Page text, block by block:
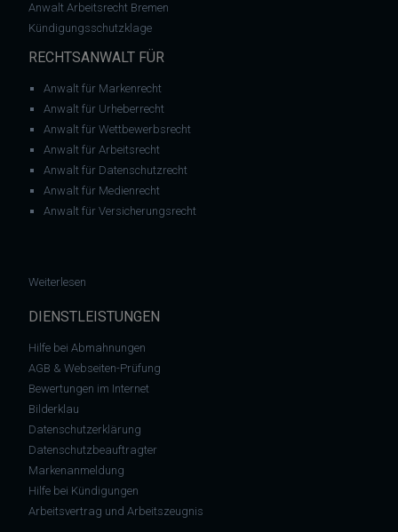
Anwalt Arbeitsrecht Bremen
Kündigungsschutzklage
RECHTSANWALT FÜR
Anwalt für Markenrecht
Anwalt für Urheberrecht
Anwalt für Wettbewerbsrecht
Anwalt für Arbeitsrecht
Anwalt für Datenschutzrecht
Anwalt für Medienrecht
Anwalt für Versicherungsrecht
Weiterlesen
DIENSTLEISTUNGEN
Hilfe bei Abmahnungen
AGB & Webseiten-Prüfung
Bewertungen im Internet
Bilderklau
Datenschutzerklärung
Datenschutzbeauftragter
Markenanmeldung
Hilfe bei Kündigungen
Arbeitsvertrag und Arbeitszeugnis